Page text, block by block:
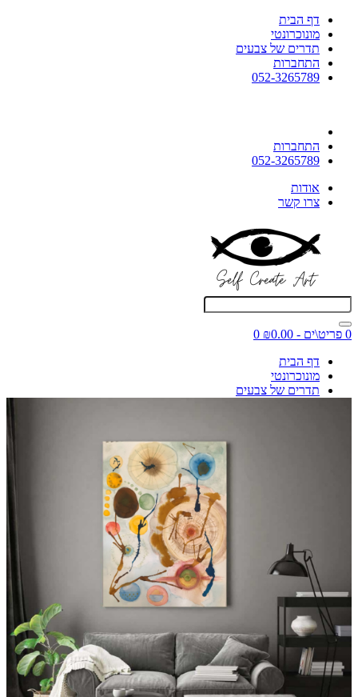
דף הבית
מונוכרונטי
תדרים של צבעים
התחברות
052-3265789
התחברות
052-3265789
אודות
צרו קשר
0 פריט\ים - ₪0.00
0
דף הבית
מונוכרונטי
תדרים של צבעים